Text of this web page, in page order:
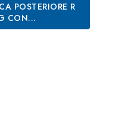
POSTERIORE R
CON...